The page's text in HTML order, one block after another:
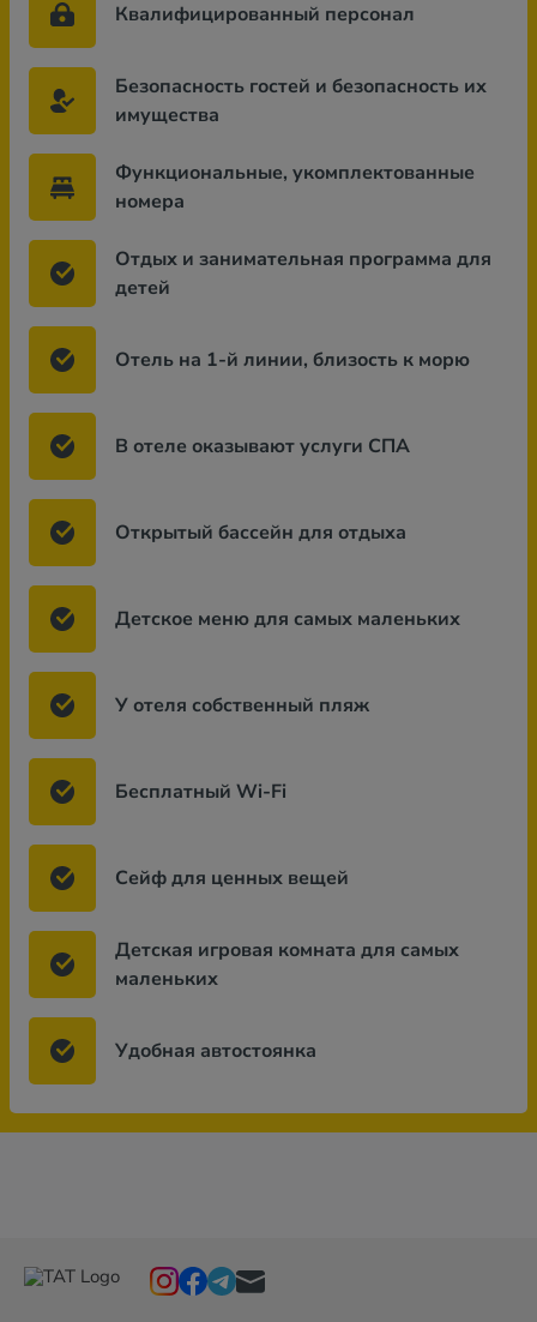
Квалифицированный персонал
Безопасность гостей и безопасность их
имущества
Функциональные, укомплектованные
номера
Отдых и занимательная программа для
детей
Отель на 1-й линии, близость к морю
В отеле оказывают услуги СПА
Открытый бассейн для отдыха
Детское меню для самых маленьких
У отеля собственный пляж
Бесплатный Wi-Fi
Сейф для ценных вещей
Детская игровая комната для самых
маленьких
Удобная автостоянка